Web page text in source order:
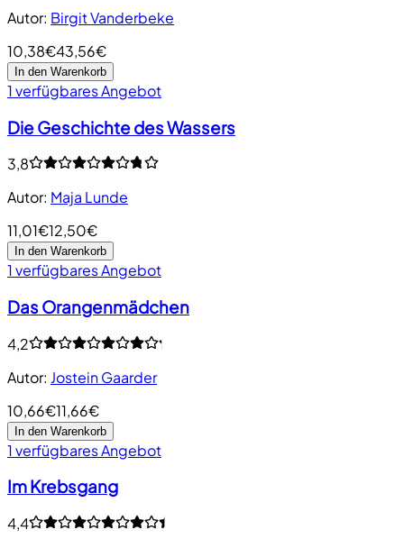
Autor: Birgit Vanderbeke
10,38€43,56€
In den Warenkorb
1 verfügbares Angebot
Die Geschichte des Wassers
3,8
Autor: Maja Lunde
11,01€12,50€
In den Warenkorb
1 verfügbares Angebot
Das Orangenmädchen
4,2
Autor: Jostein Gaarder
10,66€11,66€
In den Warenkorb
1 verfügbares Angebot
Im Krebsgang
4,4